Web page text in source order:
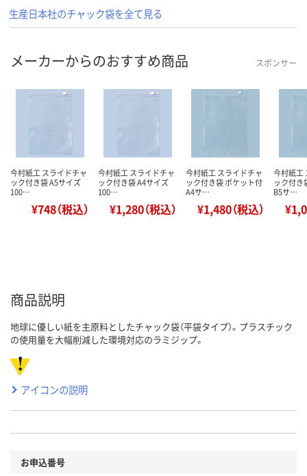
生産日本社のチャック袋を全て見る
メーカーからのおすすめ商品 スポンサー
今村紙工 スライドチャ
ック付き袋 A5サイズ
100…
¥748（税込）
今村紙工 スライドチャ
ック付き袋 A4サイズ
100…
¥1,280（税込）
今村紙工 スライドチャ
ック付き袋 ポケット付
A4サ…
¥1,480（税込）
今村紙工
ック付き
B5サ…
商品説明
地球に優しい紙を主原料としたチャック袋（平袋タイプ）。プラスチック
の使用量を大幅削減した環境対応のラミジップ。
アイコンの説明
お申込番号